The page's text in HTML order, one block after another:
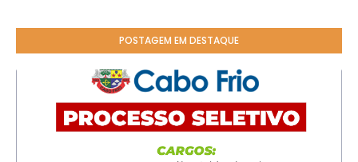
POSTAGEM EM DESTAQUE